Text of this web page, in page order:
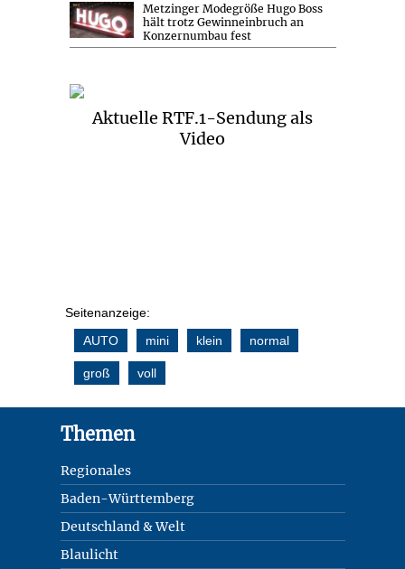
Metzinger Modegröße Hugo Boss
hält trotz Gewinneinbruch an
Konzernumbau fest
Aktuelle RTF.1-Sendung als
Video
Seitenanzeige:
AUTO
mini klein normal
groß voll
Themen
Regionales
Baden-Württemberg
Deutschland & Welt
Blaulicht